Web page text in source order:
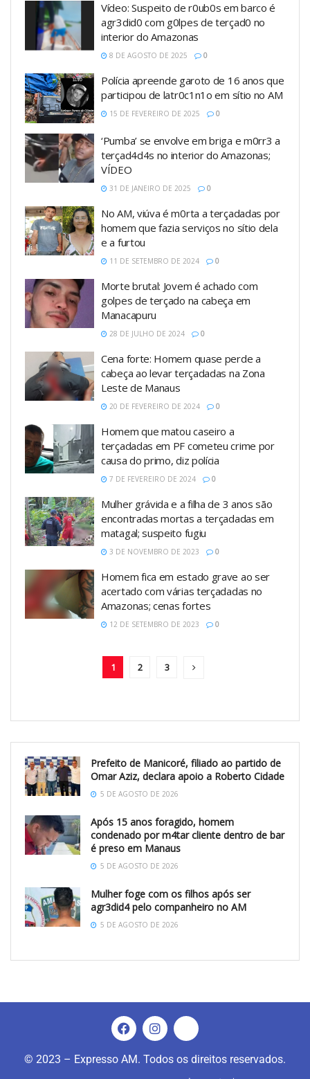
Vídeo: Suspeito de r0ub0s em barco é
agr3did0 com g0lpes de terçad0 no
interior do Amazonas
8 DE AGOSTO DE 2025 0
Polícia apreende garoto de 16 anos que
participou de latr0c1n1o em sítio no AM
15 DE FEVEREIRO DE 2025 0
‘Pumba’ se envolve em briga e m0rr3 a
terçad4d4s no interior do Amazonas;
VÍDEO
31 DE JANEIRO DE 2025 0
No AM, viúva é m0rta a terçadadas por
homem que fazia serviços no sítio dela
e a furtou
11 DE SETEMBRO DE 2024 0
Morte brutal: Jovem é achado com
golpes de terçado na cabeça em
Manacapuru
28 DE JULHO DE 2024 0
Cena forte: Homem quase perde a
cabeça ao levar terçadadas na Zona
Leste de Manaus
20 DE FEVEREIRO DE 2024 0
Homem que matou caseiro a
terçadadas em PF cometeu crime por
causa do primo, diz polícia
7 DE FEVEREIRO DE 2024 0
Mulher grávida e a filha de 3 anos são
encontradas mortas a terçadadas em
matagal; suspeito fugiu
3 DE NOVEMBRO DE 2023 0
Homem fica em estado grave ao ser
acertado com várias terçadadas no
Amazonas; cenas fortes
12 DE SETEMBRO DE 2023 0
1 2 3
Prefeito de Manicoré, filiado ao partido de
Omar Aziz, declara apoio a Roberto Cidade
5 DE AGOSTO DE 2026
Após 15 anos foragido, homem
condenado por m4tar cliente dentro de bar
é preso em Manaus
5 DE AGOSTO DE 2026
Mulher foge com os filhos após ser
agr3did4 pelo companheiro no AM
5 DE AGOSTO DE 2026
© 2023 – Expresso AM. Todos os direitos reservados.